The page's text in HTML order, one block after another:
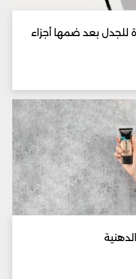
للجدل بعد ضمها أجزاء